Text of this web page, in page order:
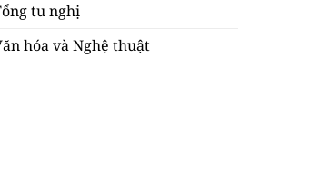
tu nghị
hóa và Nghệ thuật